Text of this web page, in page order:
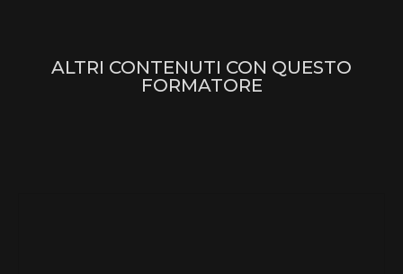
ALTRI CONTENUTI CON QUESTO
FORMATORE